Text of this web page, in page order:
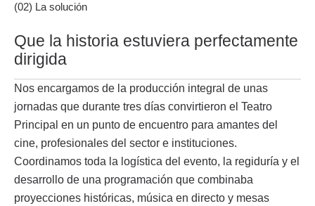
(02) La solución
Que la historia estuviera perfectamente
dirigida
Nos encargamos de la producción integral de unas
jornadas que durante tres días convirtieron el Teatro
Principal en un punto de encuentro para amantes del
cine, profesionales del sector e instituciones.
Coordinamos toda la logística del evento, la regiduría y el
desarrollo de una programación que combinaba
proyecciones históricas, música en directo y mesas